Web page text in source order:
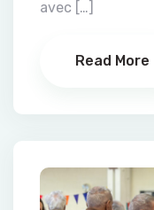
avec […]
Read More